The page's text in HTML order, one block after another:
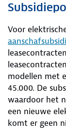
Voor
modellen met
45.000. De
waardoor het
een nieuwe
komt er geen